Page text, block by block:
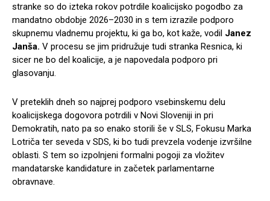
stranke so do izteka rokov potrdile koalicijsko pogodbo za
mandatno obdobje 2026–2030 in s tem izrazile podporo
skupnemu vladnemu projektu, ki ga bo, kot kaže, vodil Janez
Janša. V procesu se jim pridružuje tudi stranka Resnica, ki
sicer ne bo del koalicije, a je napovedala podporo pri
glasovanju.
V preteklih dneh so najprej podporo vsebinskemu delu
koalicijskega dogovora potrdili v Novi Sloveniji in pri
Demokratih, nato pa so enako storili še v SLS, Fokusu Marka
Lotriča ter seveda v SDS, ki bo tudi prevzela vodenje izvršilne
oblasti. S tem so izpolnjeni formalni pogoji za vložitev
mandatarske kandidature in začetek parlamentarne
obravnave.